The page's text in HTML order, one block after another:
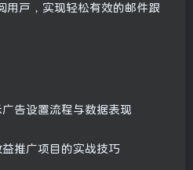
用户，实现轻松有效的邮件跟
告设置流程与数据表现
推广项目的实战技巧